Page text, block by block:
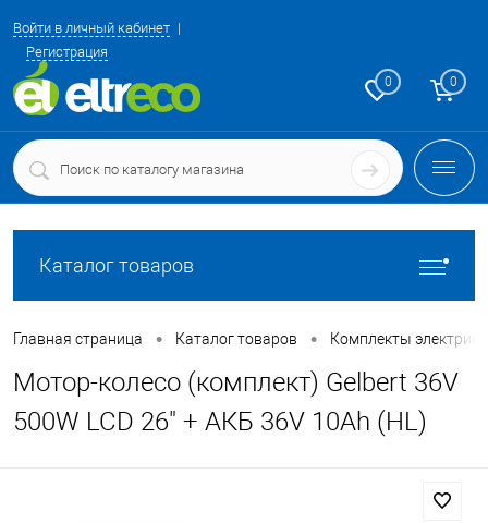
Войти в личный кабинет
Регистрация
0 0
Каталог товаров
Главная страница • Каталог товаров • Комплекты
Мотор-колесо (комплект) Gelbert 36V
500W LCD 26" + АКБ 36V 10Ah (HL)